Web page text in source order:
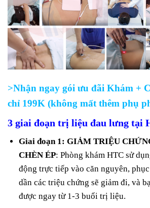
>Nhận ngay gói ưu đãi Khám +
chỉ 199K (không mất thêm phụ
3 giai đoạn trị liệu đau lưng tại
Giai đoạn 1: GIẢM TRIỆU
CHÈN ÉP: Phòng khám HTC sử
động trực tiếp vào căn nguyên,
dần các triệu chứng sẽ giảm đi, và
được ngay từ 1-3 buổi trị liệu.